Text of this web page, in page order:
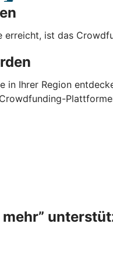
erreicht, ist das
in Ihrer Region